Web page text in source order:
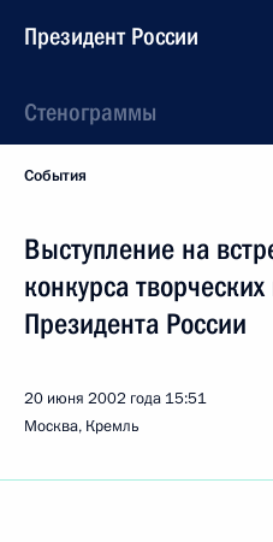
Президент России
Стенограммы
События
Выступление на
конкурса
Президента России
20 июня 2002 года 15:51
Москва, Кремль